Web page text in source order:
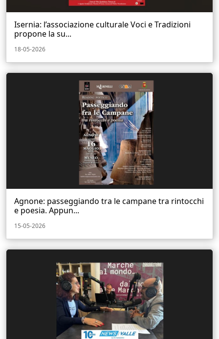
Isernia: l’associazione culturale Voci e Tradizioni
propone la su...
18-05-2026
Agnone: passeggiando tra le campane tra rintocchi
e poesia. Appun...
15-05-2026